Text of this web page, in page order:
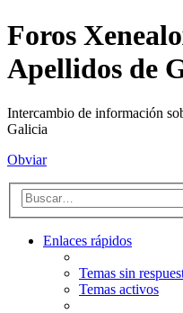
Foros
Apellidos de
Intercambio de información
Galicia
Obviar
Enlaces rápidos
Temas sin
Temas activos